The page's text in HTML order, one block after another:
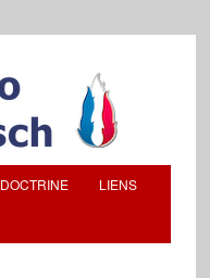
DOCTRINE LIENS